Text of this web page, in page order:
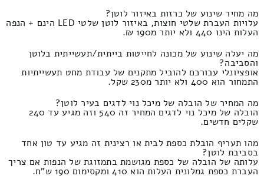
מה מחיר שינוע של כרזות באיזור לוטן?
עלויות העברת שלטי חוצות, באיזור לוטן שלטי LED הינם + הנפה
העלות הינו 440 ולא יותר מ190 ₪.
מה יעלה שינוע של מכונה לחייטות בייתית/תעשייתית בלוטן
והסביבה?
אופציונלי עבורכם להוביל מתקנים של עבודת מחט תעשייתיות
התמחור הוא 400 ולא יותר מ230 שקל.
מה המחיר של הובלה של מיכל נוי לדגים בעיר לוטן?
הובלה של מיכל נוי לדגים המחיר זה 540 וזה מגיע עד 240
שקלים חדשים.
מהו תעריף הובלת כספת לבית או רצינית זה מגיע עד טון אחד
בסביבת לוטן?
עלותה של הובלה של כספת מגושמת בתמזוגת של הנפות אם צריך
העברת כספת גמלונית העלות הוא 410 ומקסימום 190 ש"ח.